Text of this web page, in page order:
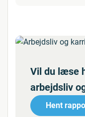
Vil du læse
arbejdsliv
Hent